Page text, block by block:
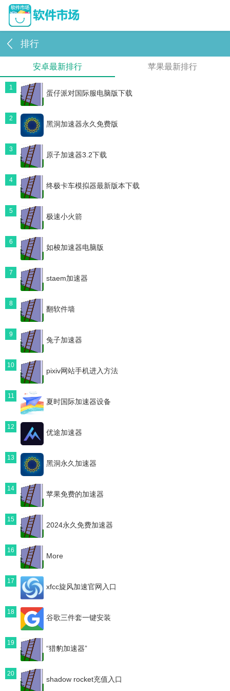
排行
安卓最新排行 苹果最新排行
1
蛋仔派对国际服电脑版下载
2
黑洞加速器永久免费版
3
原子加速器3.2下载
4
终极卡车模拟器最新版本下载
5
极速小火箭
6
如梭加速器电脑版
7
staem加速器
8
翻软件墙
9
兔子加速器
10
pixiv网站手机进入方法
11
夏时国际加速器设备
12
优途加速器
13
黑洞永久加速器
14
苹果免费的加速器
15
2024永久免费加速器
16
More
17
xfcc旋风加速官网入口
18
谷歌三件套一键安装
19
“猎豹加速器”
20
shadow rocket充值入口